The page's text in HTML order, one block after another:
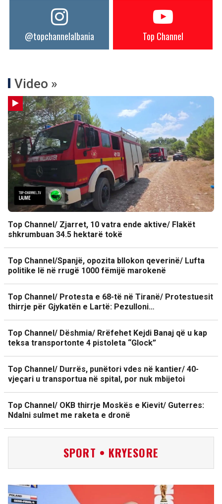
@topchannelalbania Top Channel
Video »
Top Channel/ Zjarret, 10 vatra ende aktive/ Flakët
shkrumbuan 34.5 hektarë tokë
Top Channel/Spanjë, opozita bllokon qeverinë/ Lufta
politike lë në rrugë 1000 fëmijë marokenë
Top Channel/ Protesta e 68-të në Tiranë/ Protestuesit
thirrje për Gjykatën e Lartë: Pezulloni…
Top Channel/ Dëshmia/ Rrëfehet Kejdi Banaj që u kap
teksa transportonte 4 pistoleta “Glock”
Top Channel/ Durrës, punëtori vdes në kantier/ 40-
vjeçari u transportua në spital, por nuk mbijetoi
Top Channel/ OKB thirrje Moskës e Kievit/ Guterres:
Ndalni sulmet me raketa e dronë
SPORT • KRYESORE